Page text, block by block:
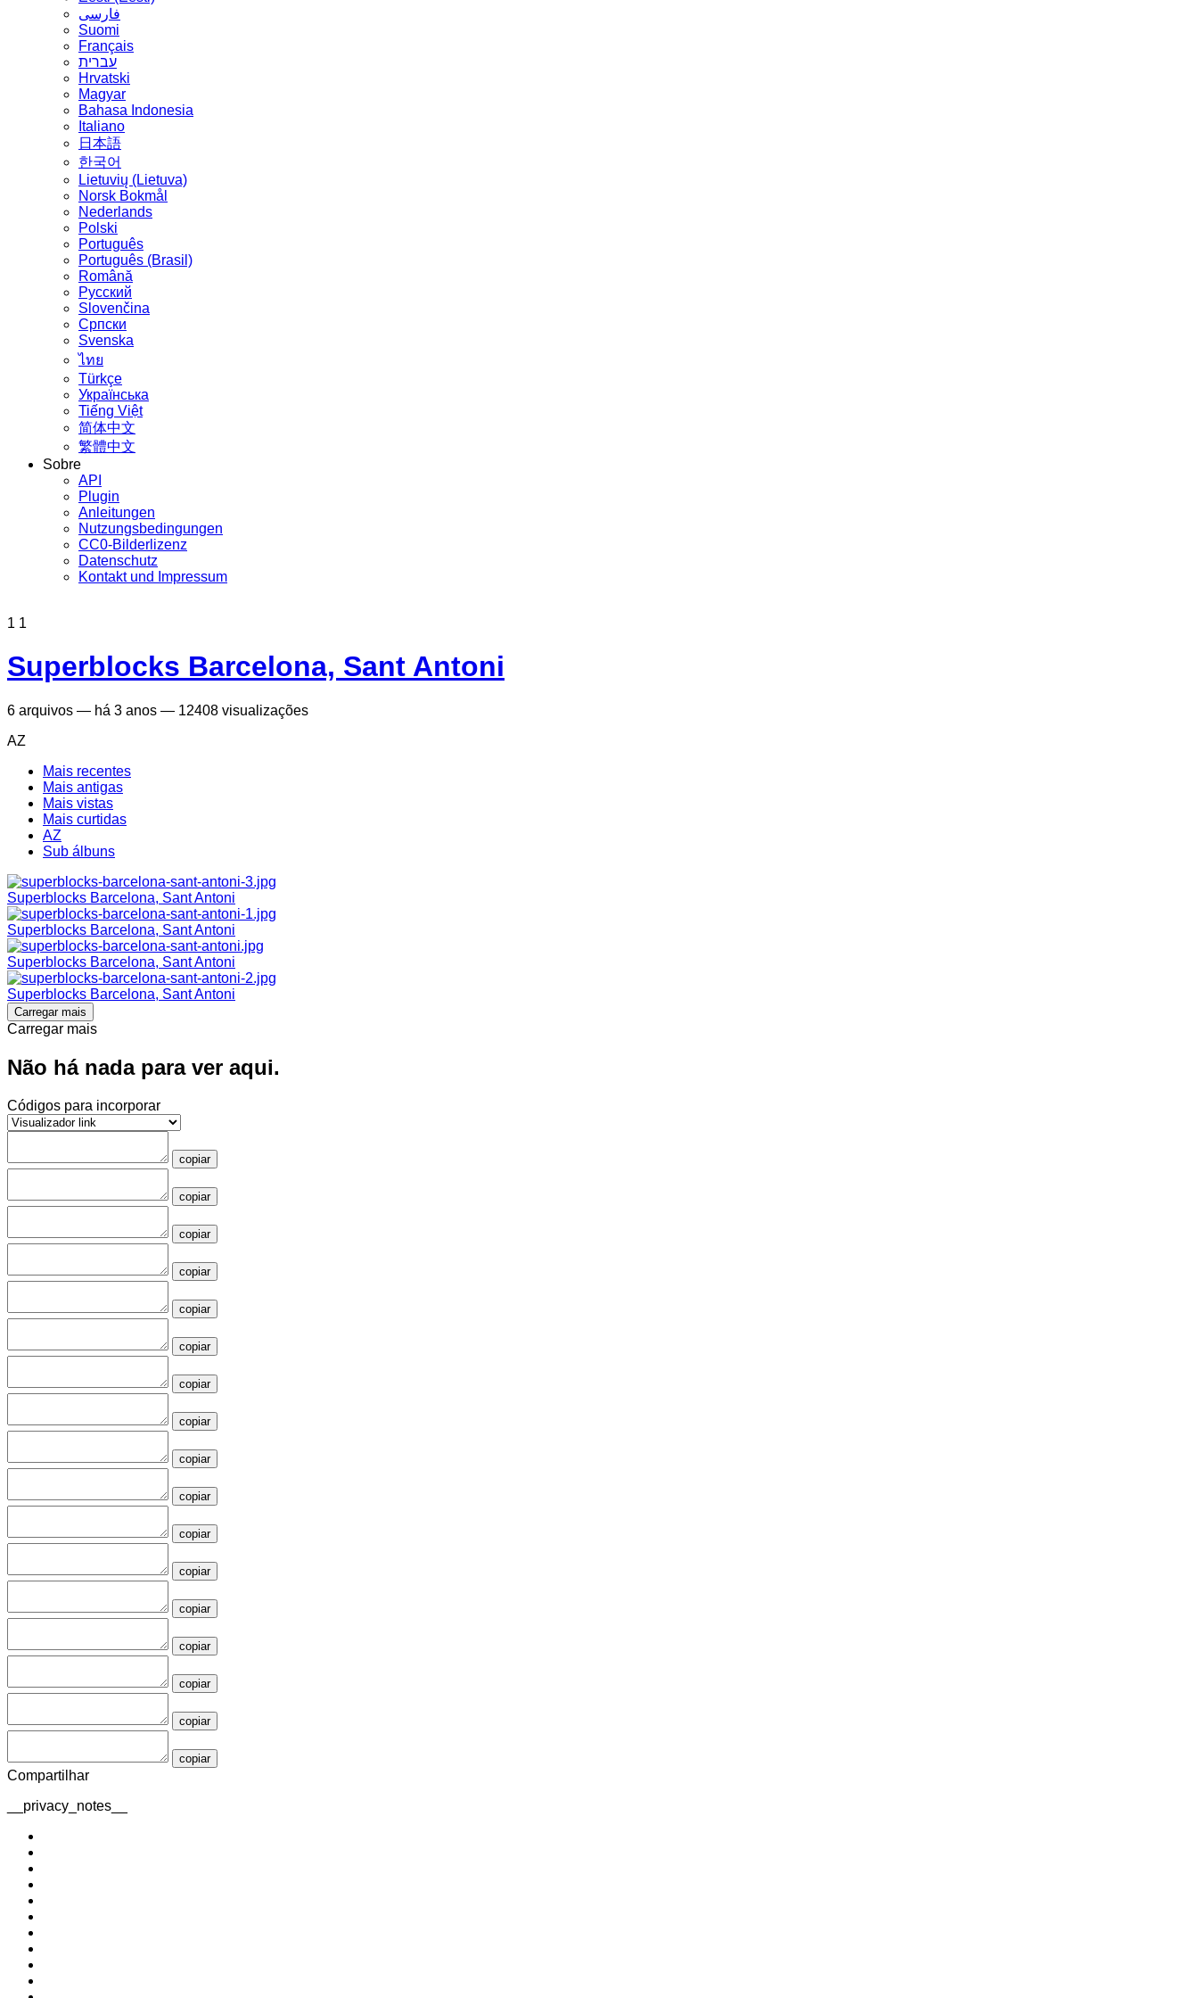
فارسی
Suomi
Français
עברית
Hrvatski
Magyar
Bahasa Indonesia
Italiano
日本語
한국어
Lietuvių (Lietuva)
‪Norsk Bokmål‬
Nederlands
Polski
Português
Português (Brasil)
Română
Русский
Slovenčina
Српски
Svenska
ไทย
Türkçe
Українська
Tiếng Việt
简体中文
繁體中文
Sobre
API
Plugin
Anleitungen
Nutzungsbedingungen
CC0-Bilderlizenz
Datenschutz
Kontakt und Impressum
1 1
Superblocks Barcelona, Sant Antoni
6 arquivos — há 3 anos — 12408 visualizações
AZ
Mais recentes
Mais antigas
Mais vistas
Mais curtidas
AZ
Sub álbuns
Superblocks Barcelona, Sant Antoni
Superblocks Barcelona, Sant Antoni
Superblocks Barcelona, Sant Antoni
Superblocks Barcelona, Sant Antoni
Carregar mais
Carregar mais
Não há nada para ver aqui.
Códigos para incorporar
copiar
copiar
copiar
copiar
copiar
copiar
copiar
copiar
copiar
copiar
copiar
copiar
copiar
copiar
copiar
copiar
copiar
Compartilhar
__privacy_notes__